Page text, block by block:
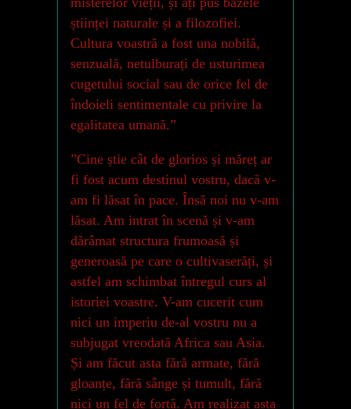
științei naturale și a filozofiei.
Cultura voastră a fost una nobilă,
senzuală, netulburați de usturimea
cugetului social sau de orice fel de
îndoieli sentimentale cu privire la
egalitatea umană.”
”Cine știe cât de glorios și măreț ar
fi fost acum destinul vostru, dacă v-
am fi lăsat în pace. Însă noi nu v-am
lăsat. Am intrat în scenă și v-am
dărâmat structura frumoasă și
generoasă pe care o cultivaserăți, și
astfel am schimbat întregul curs al
istoriei voastre. V-am cucerit cum
nici un imperiu de-al vostru nu a
subjugat vreodată Africa sau Asia.
Și am făcut asta fără armate, fără
gloanțe, fără sânge și tumult, fără
nici un fel de forță. Am realizat asta